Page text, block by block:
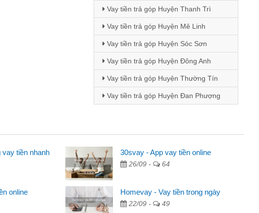
Vay tiền trả góp Huyện Thanh Trì
Vay tiền trả góp Huyện Mê Linh
Vay tiền trả góp Huyện Sóc Sơn
Vay tiền trả góp Huyện Đông Anh
Vay tiền trả góp Huyện Thường Tín
Vay tiền trả góp Huyện Đan Phượng
nên định cầm cố chiếc xe wave
gói vay tiền bằng CMND online
rất tiện lợi, sẽ giới thiệu cho bạn
Mai Lan - Sinh
thấy thủ tục
tiền nhanh 30svay - App vay tiền online
26/09 - 64
online Homevay - Vay tiền trong ngày
22/09 - 49